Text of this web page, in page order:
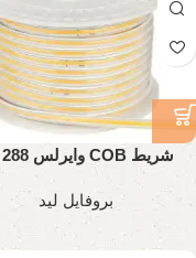
شريط COB وايرلس 288 ليد
بروفايل ليد